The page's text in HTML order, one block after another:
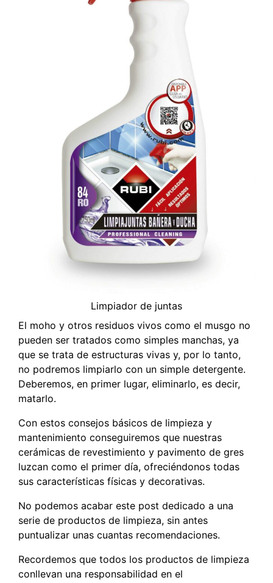
Limpiador de juntas
El moho y otros residuos vivos como el musgo no
pueden ser tratados como simples manchas, ya
que se trata de estructuras vivas y, por lo tanto,
no podremos limpiarlo con un simple detergente.
Deberemos, en primer lugar, eliminarlo, es decir,
matarlo.
Con estos consejos básicos de limpieza y
mantenimiento conseguiremos que nuestras
cerámicas de revestimiento y pavimento de gres
luzcan como el primer día, ofreciéndonos todas
sus características físicas y decorativas.
No podemos acabar este post dedicado a una
serie de productos de limpieza, sin antes
puntualizar unas cuantas recomendaciones.
Recordemos que todos los productos de limpieza
conllevan una responsabilidad en el